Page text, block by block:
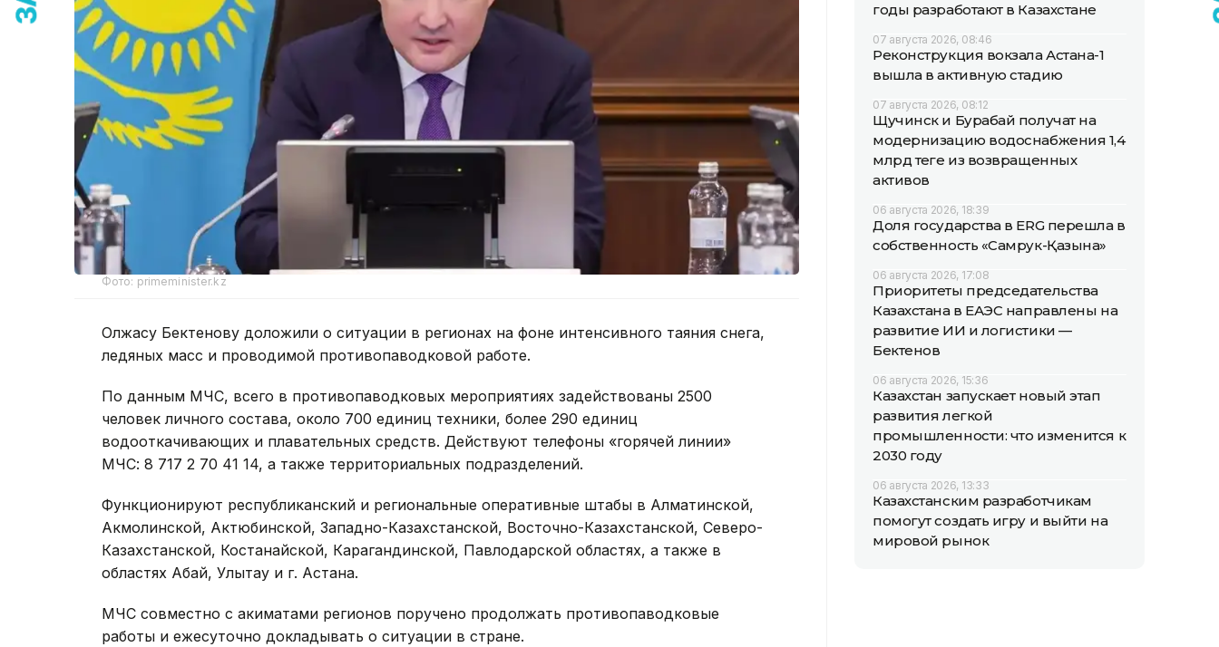
Фото: primeminister.kz
Олжасу Бектенову доложили о ситуации в регионах на фоне интенсивного таяния снега,
ледяных масс и проводимой противопаводковой работе.
По данным МЧС, всего в противопаводковых мероприятиях задействованы 2500
человек личного состава, около 700 единиц техники, более 290 единиц
водооткачивающих и плавательных средств. Действуют телефоны «горячей линии»
МЧС: 8 717 2 70 41 14, а также территориальных подразделений.
Функционируют республиканский и региональные оперативные штабы в Алматинской,
Акмолинской, Актюбинской, Западно-Казахстанской, Восточно-Казахстанской, Северо-
Казахстанской, Костанайской, Карагандинской, Павлодарской областях, а также в
областях Абай, Улытау и г. Астана.
МЧС совместно с акиматами регионов поручено продолжать противопаводковые
работы и ежесуточно докладывать о ситуации в стране.
годы разработают в Казахстане
07 августа 2026, 08:46
Реконструкция вокзала Астана-1
вышла в активную стадию
07 августа 2026, 08:12
Щучинск и Бурабай получат на
модернизацию водоснабжения 1,4
млрд теңге из возвращенных
активов
06 августа 2026, 18:39
Доля государства в ERG перешла в
собственность «Самрук-Қазына»
06 августа 2026, 17:08
Приоритеты председательства
Казахстана в ЕАЭС направлены на
развитие ИИ и логистики —
Бектенов
06 августа 2026, 15:36
Казахстан запускает новый этап
развития легкой
промышленности: что изменится к
2030 году
06 августа 2026, 13:33
Казахстанским разработчикам
помогут создать игру и выйти на
мировой рынок